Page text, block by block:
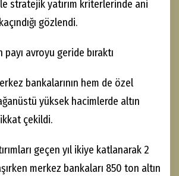
stratejik yatırım kriterlerinde ani
gözlendi.
payı avroyu geride bıraktı
bankalarının hem de özel
yüksek hacimlerde altın
çekildi.
geçen yıl ikiye katlanarak 2
merkez bankaları 850 ton altın